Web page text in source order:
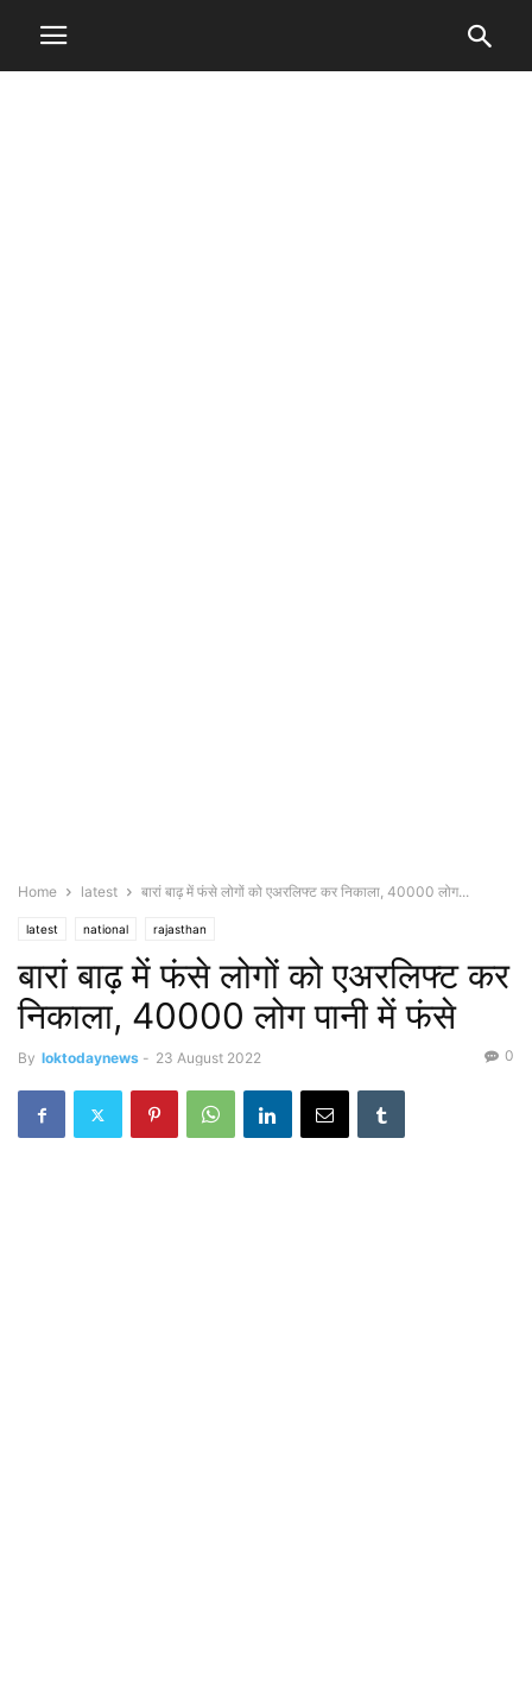
Home latest बारां बाढ़ में फंसे लोगों को एअरलिफ्ट कर निकाला, 40000 लोग...
latest national rajasthan
बारां बाढ़ में फंसे लोगों को एअरलिफ्ट कर
निकाला, 40000 लोग पानी में फंसे
By loktodaynews - 23 August 2022 0